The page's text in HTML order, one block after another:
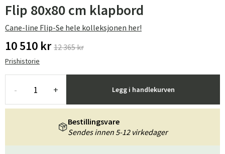
Flip 80x80 cm klapbord
Cane-line Flip-Se hele kolleksjonen her!
10 510 kr 12 365 kr
Prishistorie
- + Legg i handlekurven
Bestillingsvare
Sendes innen 5-12 virkedager